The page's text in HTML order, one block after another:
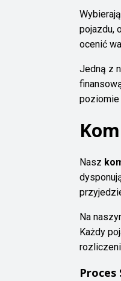
pojazdu,
ocenić
Jedną z
poziomie
Nasz
Na
Każdy
Proces